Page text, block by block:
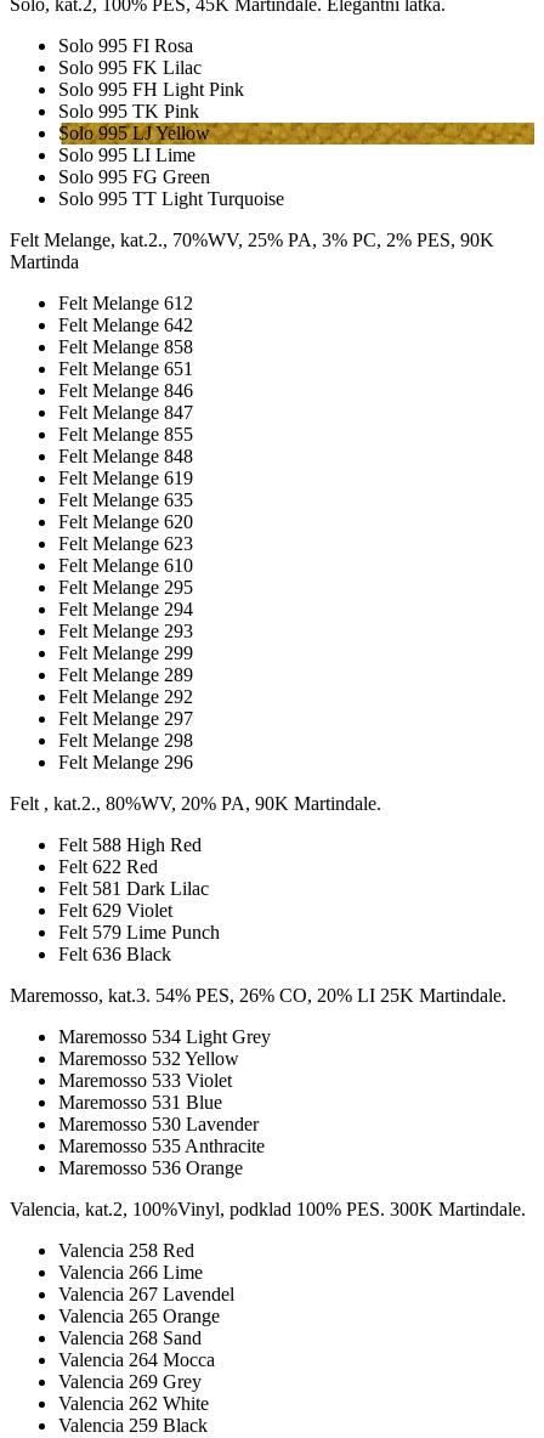
Solo 995 FI Rosa
Solo 995 FK Lilac
Solo 995 FH Light Pink
Solo 995 TK Pink
Solo 995 LJ Yellow
Solo 995 LI Lime
Solo 995 FG Green
Solo 995 TT Light Turquoise
Felt Melange, kat.2., 70%WV, 25% PA, 3% PC, 2% PES, 90K
Martinda
Felt Melange 612
Felt Melange 642
Felt Melange 858
Felt Melange 651
Felt Melange 846
Felt Melange 847
Felt Melange 855
Felt Melange 848
Felt Melange 619
Felt Melange 635
Felt Melange 620
Felt Melange 623
Felt Melange 610
Felt Melange 295
Felt Melange 294
Felt Melange 293
Felt Melange 299
Felt Melange 289
Felt Melange 292
Felt Melange 297
Felt Melange 298
Felt Melange 296
Felt , kat.2., 80%WV, 20% PA, 90K Martindale.
Felt 588 High Red
Felt 622 Red
Felt 581 Dark Lilac
Felt 629 Violet
Felt 579 Lime Punch
Felt 636 Black
Maremosso, kat.3. 54% PES, 26% CO, 20% LI 25K Martindale.
Maremosso 534 Light Grey
Maremosso 532 Yellow
Maremosso 533 Violet
Maremosso 531 Blue
Maremosso 530 Lavender
Maremosso 535 Anthracite
Maremosso 536 Orange
Valencia, kat.2, 100%Vinyl, podklad 100% PES. 300K Martindale.
Valencia 258 Red
Valencia 266 Lime
Valencia 267 Lavendel
Valencia 265 Orange
Valencia 268 Sand
Valencia 264 Mocca
Valencia 269 Grey
Valencia 262 White
Valencia 259 Black